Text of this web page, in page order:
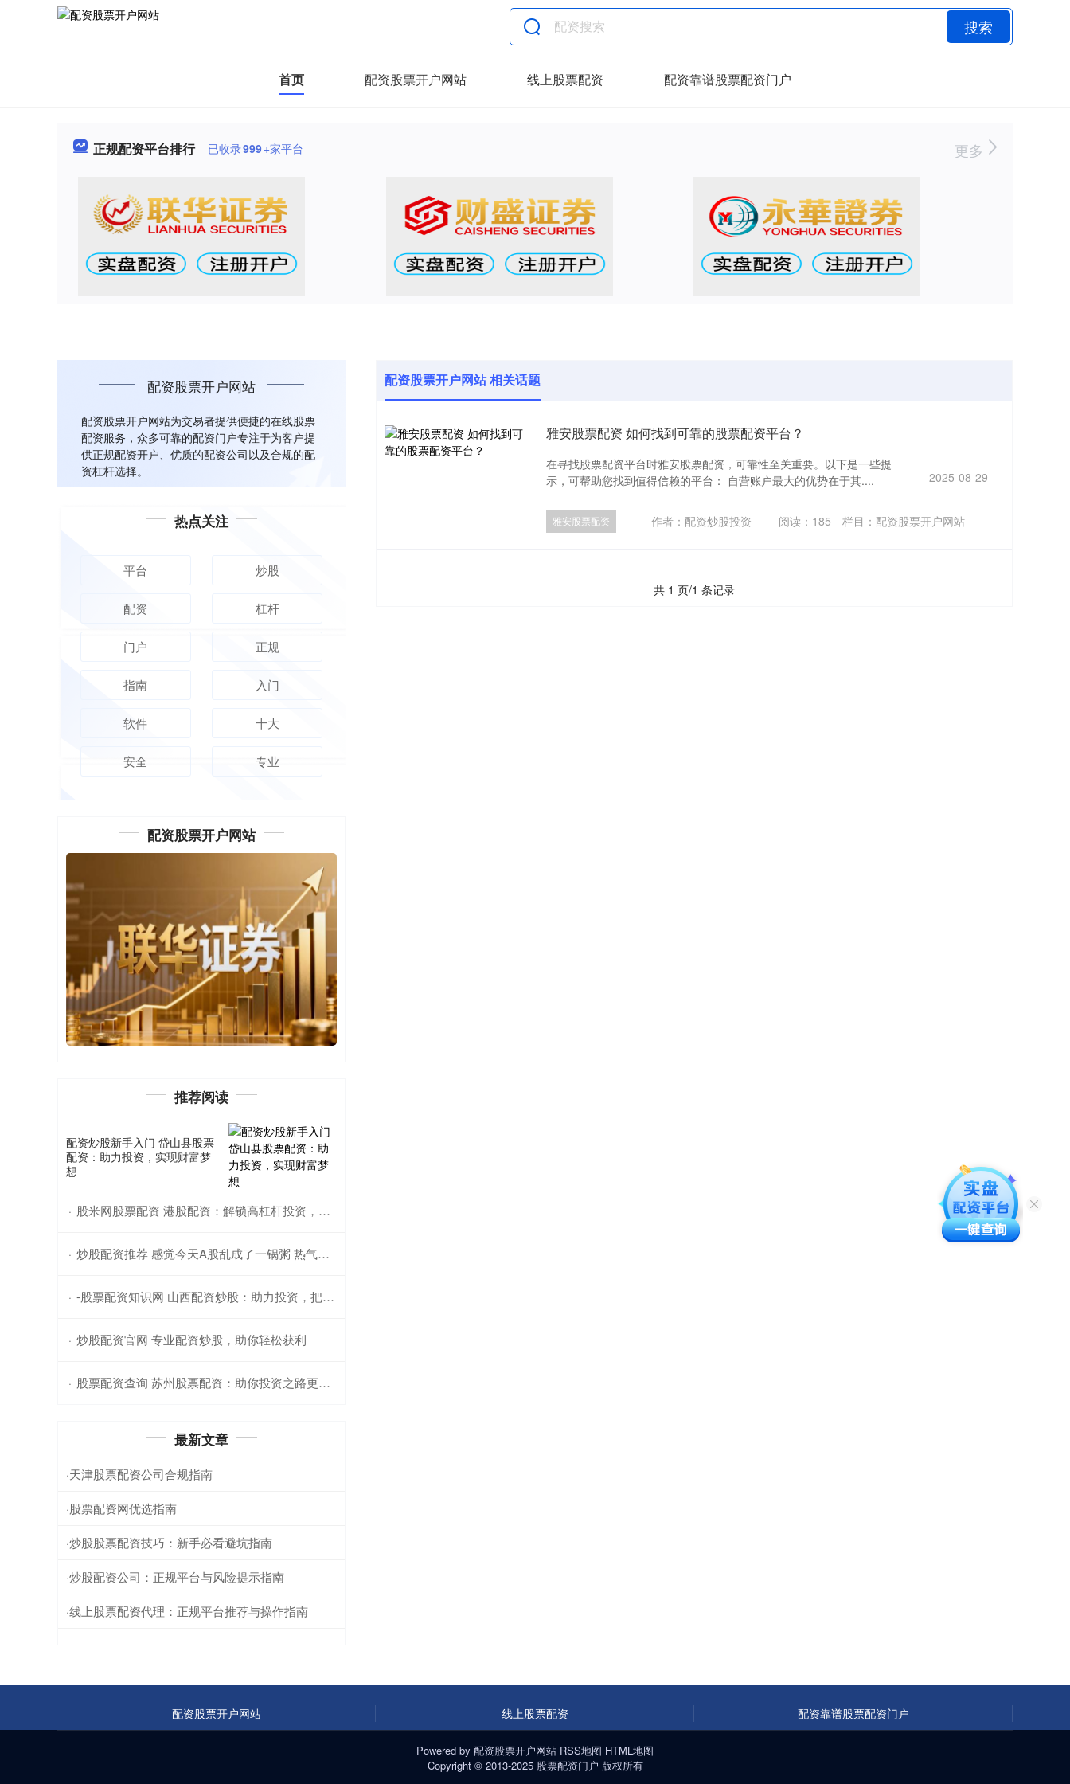
搜索
首页 配资股票开户网站 线上股票配资 配资靠谱股票配资门户
正规配资平台排行 已收录999+家平台 更多
配资股票开户网站 相关话题
雅安股票配资 如何找到可靠的股票配资平台？
在寻找股票配资平台时雅安股票配资，可靠性至关重要。以下是一些提
示，可帮助您找到值得信赖的平台： 自营账户最大的优势在于其....
2025-08-29
雅安股票配资 作者：配资炒股投资 阅读： 185 栏目： 配资股票开户网站
共 1 页/1 条记录
配资股票开户网站
配资股票开户网站为交易者提供便捷的在线股票
配资服务，众多可靠的配资门户专注于为客户提
供正规配资开户、优质的配资公司以及合规的配
资杠杆选择。
热点关注
平台 炒股
配资 杠杆
门户 正规
指南 入门
软件 十大
安全 专业
配资股票开户网站
推荐阅读
配资炒股新手入门 岱山县股票
配资：助力投资，实现财富梦
想
· 股米网股票配资 港股配资：解锁高杠杆投资，把握港股市场机遇
· 炒股配资推荐 感觉今天A股乱成了一锅粥 热气腾腾却无从下口
· -股票配资知识网 山西配资炒股：助力投资，把握市场先机
· 炒股配资官网 专业配资炒股，助你轻松获利
· 股票配资查询 苏州股票配资：助你投资之路更顺畅
最新文章
·天津股票配资公司合规指南
·股票配资网优选指南
·炒股股票配资技巧：新手必看避坑指南
·炒股配资公司：正规平台与风险提示指南
·线上股票配资代理：正规平台推荐与操作指南
配资股票开户网站 线上股票配资 配资靠谱股票配资门户
Powered by 配资股票开户网站 RSS地图 HTML地图
Copyright © 2013-2025 股票配资门户 版权所有